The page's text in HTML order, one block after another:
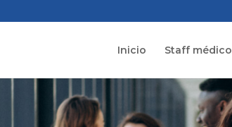
Inicio Staff médico